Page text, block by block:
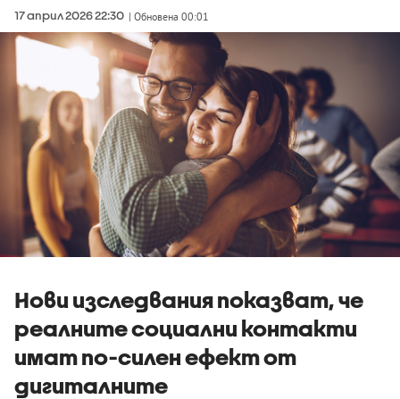
17 април 2026 22:30 | Обновена 00:01
Нови изследвания показват, че
реалните социални контакти
имат по-силен ефект от
дигиталните